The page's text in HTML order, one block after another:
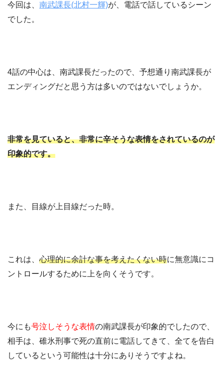
今回は、 南武課長(北村一輝)が、電話で話しているシーン
でした。
4話の中心は、南武課長だったので、予想通り南武課長が
エンディングだと思う方は多いのではないでしょうか。
非常を見ていると、非常に辛そうな表情をされているのが
印象的です。
また、目線が上目線だった時。
これは、 心理的に余計な事を考えたくない時に無意識にコ
ントロールするために上を向くそうです。
今にも号泣しそうな表情の南武課長が印象的でしたので、
相手は、碓氷刑事で死の直前に電話してきて、全てを告白
しているという可能性は十分にありそうですよね。